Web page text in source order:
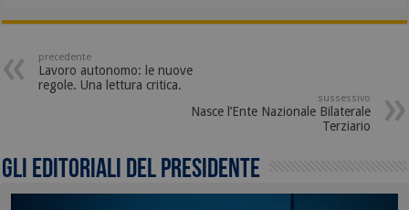
precedente
Lavoro autonomo: le nuove
regole. Una lettura critica.
sussessivo
Nasce l’Ente Nazionale Bilaterale
Terziario
Gli editoriali del presidente